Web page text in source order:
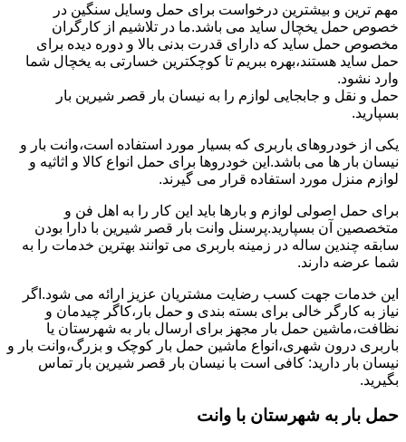
مهم ترین و بیشترین درخواست برای حمل وسایل سنگین در
خصوص حمل یخچال ساید می باشد.ما در تلاشیم از کارگران
مخصوص حمل ساید که دارای قدرت بدنی بالا و دوره دیده برای
حمل ساید هستند،بهره ببریم تا کوچکترین خسارتی به یخچال شما
وارد نشود.
حمل و نقل و جابجایی لوازم را به نیسان بار قصر شیرین بار
بسپارید.
یکی از خودروهای باربری که بسیار مورد استفاده است،وانت بار و
نیسان بار ها می باشد.این خودروها برای حمل انواع کالا و اثاثیه و
لوازم منزل مورد استفاده قرار می گیرند.
برای حمل اصولی لوازم و بارها باید این کار را به اهل فن و
متخصصین آن بسپارید.پرسنل وانت بار قصر شیرین با دارا بودن
سابقه چندین ساله در زمینه باربری می توانند بهترین خدمات را به
شما عرضه دارند.
این خدمات جهت کسب رضایت مشتریان عزیز ارائه می شود.اگر
نیاز به کارگر خالی برای بسته بندی و حمل بار،کاگر چیدمان و
نظافت،ماشین حمل بار مجهز برای ارسال بار به شهرستان یا
باربری درون شهری،انواع ماشین حمل بار کوچک و بزرگ،وانت بار و
نیسان بار دارید: کافی است با نیسان بار قصر شیرین بار تماس
بگیرید.
حمل بار به شهرستان با وانت